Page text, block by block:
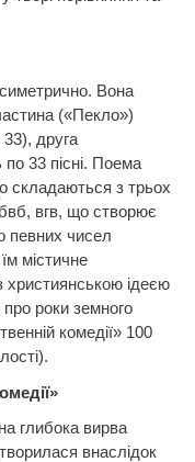
Вона
(«Пекло»)
друга
33 пісні. Поема
з трьох
вгв, що створює
певних чисел
містичне
християнською ідеєю
роки земного
комедії» 100
глибока вирва
внаслідок